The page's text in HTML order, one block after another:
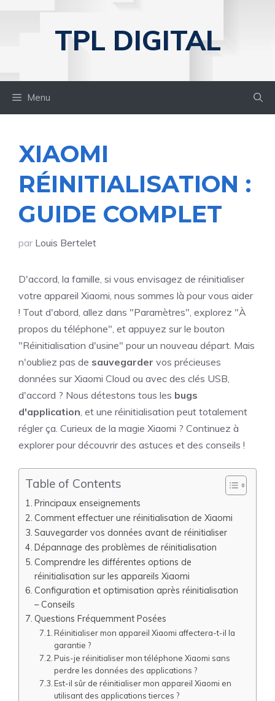
TPL DIGITAL
Menu
XIAOMI
RÉINITIALISATION :
GUIDE COMPLET
par Louis Bertelet
D'accord, la famille, si vous envisagez de réinitialiser
votre appareil Xiaomi, nous sommes là pour vous aider
! Tout d'abord, allez dans "Paramètres", explorez "À
propos du téléphone", et appuyez sur le bouton
"Réinitialisation d'usine" pour un nouveau départ. Mais
n'oubliez pas de sauvegarder vos précieuses
données sur Xiaomi Cloud ou avec des clés USB,
d'accord ? Nous détestons tous les bugs
d'application, et une réinitialisation peut totalement
régler ça. Curieux de la magie Xiaomi ? Continuez à
explorer pour découvrir des astuces et des conseils !
Table of Contents
Principaux enseignements
Comment effectuer une réinitialisation de Xiaomi
Sauvegarder vos données avant de réinitialiser
Dépannage des problèmes de réinitialisation
Comprendre les différentes options de
réinitialisation sur les appareils Xiaomi
Configuration et optimisation après réinitialisation
– Conseils
Questions Fréquemment Posées
Réinitialiser mon appareil Xiaomi affectera-t-il la
garantie ?
Puis-je réinitialiser mon téléphone Xiaomi sans
perdre les données des applications ?
Est-il sûr de réinitialiser mon appareil Xiaomi en
utilisant des applications tierces ?